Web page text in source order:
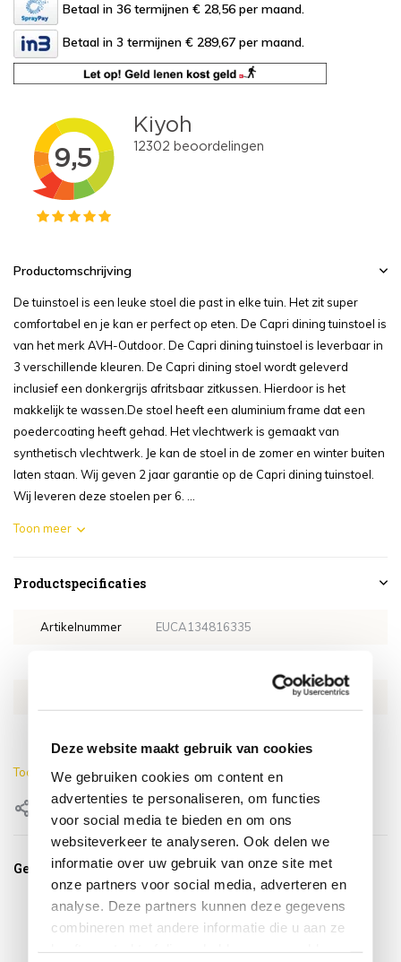
Deze website maakt gebruik van cookies
We gebruiken cookies om content en
advertenties te personaliseren, om functies
voor social media te bieden en om ons
websiteverkeer te analyseren. Ook delen we
informatie over uw gebruik van onze site met
onze partners voor social media, adverteren en
analyse. Deze partners kunnen deze gegevens
combineren met andere informatie die u aan ze
Betaal in 36 termijnen € 28,56 per maand.
Betaal in 3 termijnen € 289,67 per maand.
Productomschrijving
De tuinstoel is een leuke stoel die past in elke tuin. Het zit super
comfortabel en je kan er perfect op eten. De Capri dining tuinstoel is
van het merk AVH-Outdoor. De Capri dining tuinstoel is leverbaar in
3 verschillende kleuren. De Capri dining stoel wordt geleverd
inclusief een donkergrijs afritsbaar zitkussen. Hierdoor is het
makkelijk te wassen.De stoel heeft een aluminium frame dat een
poedercoating heeft gehad. Het vlechtwerk is gemaakt van
synthetisch vlechtwerk. Je kan de stoel in de zomer en winter buiten
laten staan. Wij geven 2 jaar garantie op de Capri dining tuinstoel.
Wij leveren deze stoelen per 6. ...
Toon meer
Productspecificaties
Artikelnummer EUCA134816335
Toon meer
Delen
Gerelateerde producten